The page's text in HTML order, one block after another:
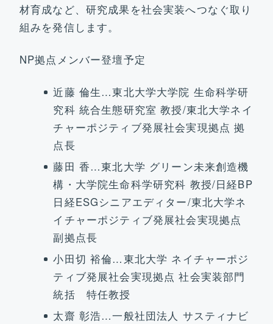
材育成など、研究成果を社会実装へつなぐ取り
組みを発信します。
NP拠点メンバー登壇予定
近藤 倫生…東北大学大学院 生命科学研
究科 統合生態研究室 教授/東北大学ネイ
チャーポジティブ発展社会実現拠点 拠
点長
藤田 香…東北大学 グリーン未来創造機
構・大学院生命科学研究科 教授/日経BP
日経ESGシニアエディター/東北大学ネ
イチャーポジティブ発展社会実現拠点
副拠点長
小田切 裕倫…東北大学 ネイチャーポジ
ティブ発展社会実現拠点 社会実装部門
統括 特任教授
太齋 彰浩…一般社団法人 サスティナビ